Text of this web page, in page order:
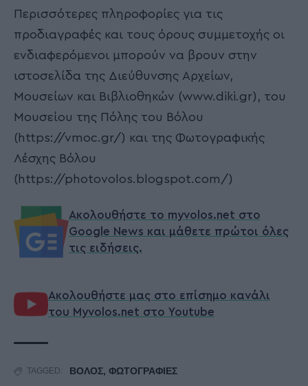
Περισσότερες πληροφορίες για τις
προδιαγραφές και τους όρους συμμετοχής οι
ενδιαφερόμενοι μπορούν να βρουν στην
ιστοσελίδα της Διεύθυνσης Αρχείων,
Μουσείων και Βιβλιοθηκών (www.diki.gr), του
Μουσείου της Πόλης του Βόλου
(https://vmoc.gr/) και της Φωτογραφικής
Λέσχης Βόλου
(https://photovolos.blogspot.com/)
Ακολουθήστε το myvolos.net στο
Google News και μάθετε πρώτοι όλες
τις ειδήσεις.
Ακολουθήστε μας στο επίσημο κανάλι
του Myvolos.net στο Youtube
TAGGED: ΒΟΛΟΣ, ΦΩΤΟΓΡΑΦΙΕΣ